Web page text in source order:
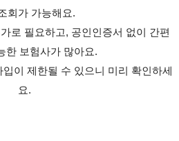
회가 가능해요.
로 필요하고, 공인인증서 없이 간편
한 보험사가 많아요.
이 제한될 수 있으니 미리 확인하세
요.